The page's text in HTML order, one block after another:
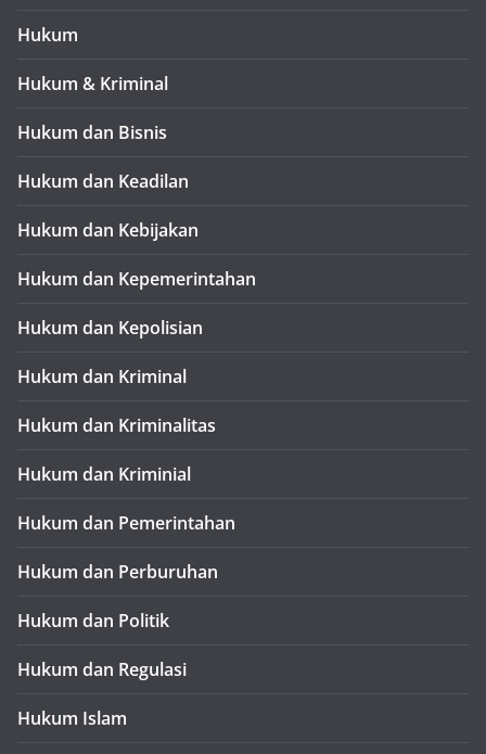
Hukum
Hukum & Kriminal
Hukum dan Bisnis
Hukum dan Keadilan
Hukum dan Kebijakan
Hukum dan Kepemerintahan
Hukum dan Kepolisian
Hukum dan Kriminal
Hukum dan Kriminalitas
Hukum dan Kriminial
Hukum dan Pemerintahan
Hukum dan Perburuhan
Hukum dan Politik
Hukum dan Regulasi
Hukum Islam